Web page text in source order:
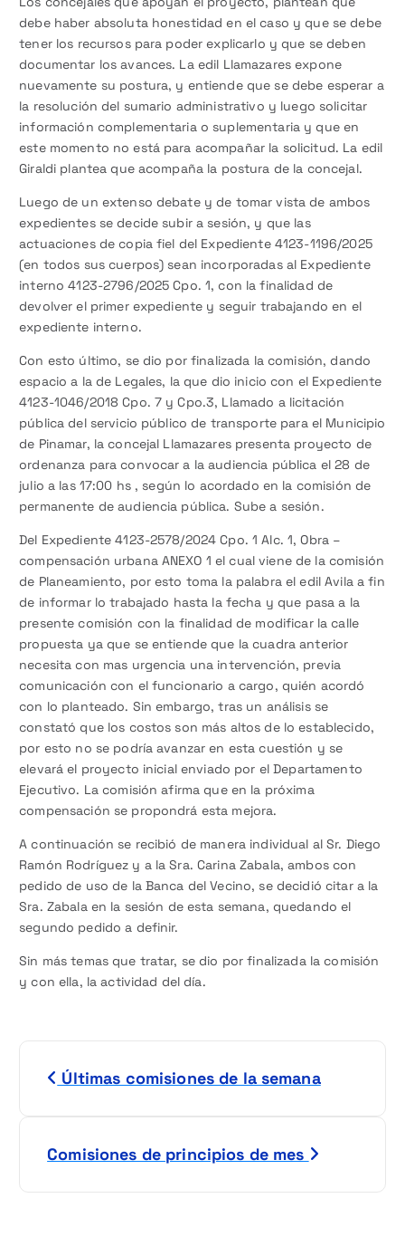
debe haber absoluta honestidad en el caso y que se debe
tener los recursos para poder explicarlo y que se deben
documentar los avances. La edil Llamazares expone
nuevamente su postura, y entiende que se debe esperar a
la resolución del sumario administrativo y luego solicitar
información complementaria o suplementaria y que en
este momento no está para acompañar la solicitud. La edil
Giraldi plantea que acompaña la postura de la concejal.
Luego de un extenso debate y de tomar vista de ambos
expedientes se decide subir a sesión, y que las
actuaciones de copia fiel del Expediente 4123-1196/2025
(en todos sus cuerpos) sean incorporadas al Expediente
interno 4123-2796/2025 Cpo. 1, con la finalidad de
devolver el primer expediente y seguir trabajando en el
expediente interno.
Con esto último, se dio por finalizada la comisión, dando
espacio a la de Legales, la que dio inicio con el Expediente
4123-1046/2018 Cpo. 7 y Cpo.3, Llamado a licitación
pública del servicio público de transporte para el Municipio
de Pinamar, la concejal Llamazares presenta proyecto de
ordenanza para convocar a la audiencia pública el 28 de
julio a las 17:00 hs , según lo acordado en la comisión de
permanente de audiencia pública. Sube a sesión.
Del Expediente 4123-2578/2024 Cpo. 1 Alc. 1, Obra –
compensación urbana ANEXO 1 el cual viene de la comisión
de Planeamiento, por esto toma la palabra el edil Avila a fin
de informar lo trabajado hasta la fecha y que pasa a la
presente comisión con la finalidad de modificar la calle
propuesta ya que se entiende que la cuadra anterior
necesita con mas urgencia una intervención, previa
comunicación con el funcionario a cargo, quién acordó
con lo planteado. Sin embargo, tras un análisis se
constató que los costos son más altos de lo establecido,
por esto no se podría avanzar en esta cuestión y se
elevará el proyecto inicial enviado por el Departamento
Ejecutivo. La comisión afirma que en la próxima
compensación se propondrá esta mejora.
A continuación se recibió de manera individual al Sr. Diego
Ramón Rodríguez y a la Sra. Carina Zabala, ambos con
pedido de uso de la Banca del Vecino, se decidió citar a la
Sra. Zabala en la sesión de esta semana, quedando el
segundo pedido a definir.
Sin más temas que tratar, se dio por finalizada la comisión
y con ella, la actividad del día.
Últimas comisiones de la semana
Comisiones de principios de mes